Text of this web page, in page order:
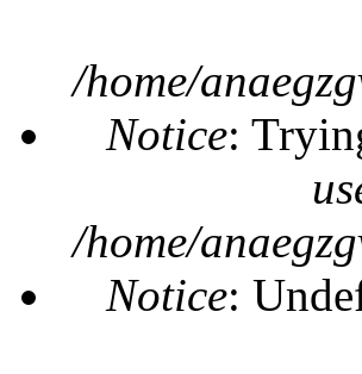
/home/
Notice:
/home/
Notice: